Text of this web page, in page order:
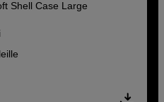
Shell Case Large